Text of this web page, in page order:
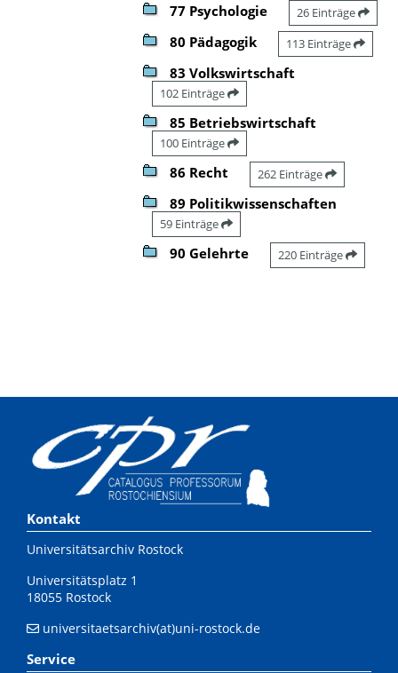
77 Psychologie 26 Einträge
80 Pädagogik 113 Einträge
83 Volkswirtschaft
102 Einträge
85 Betriebswirtschaft
100 Einträge
86 Recht 262 Einträge
89 Politikwissenschaften
59 Einträge
90 Gelehrte 220 Einträge
Kontakt
Universitätsarchiv Rostock
Universitätsplatz 1
18055 Rostock
universitaetsarchiv(at)uni-rostock.de
Service